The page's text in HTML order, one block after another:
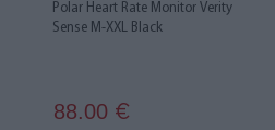
Polar Heart Rate Monitor Verity
Sense M-XXL Black
88.00 €